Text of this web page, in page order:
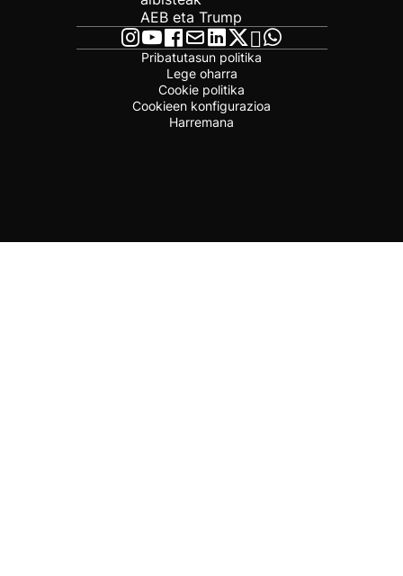
AEB eta Trump
Pribatutasun politika
Lege oharra
Cookie politika
Cookieen konfigurazioa
Harremana